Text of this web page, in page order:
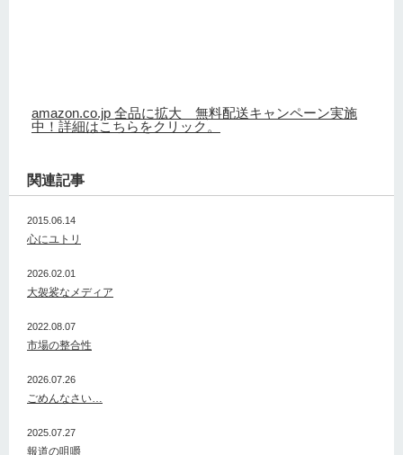
amazon.co.jp 全品に拡大 無料配送キャンペーン実施
中！詳細はこちらをクリック。
関連記事
2015.06.14
心にユトリ
2026.02.01
大袈裟なメディア
2022.08.07
市場の整合性
2026.07.26
ごめんなさい…
2025.07.27
報道の咀嚼